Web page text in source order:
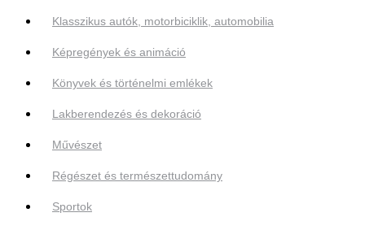
Klasszikus autók, motorbiciklik, automobilia
Képregények és animáció
Könyvek és történelmi emlékek
Lakberendezés és dekoráció
Művészet
Régészet és természettudomány
Sportok